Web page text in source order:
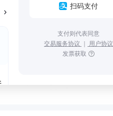
扫码支付
支付则代表同意
交易服务协议 ｜ 用户协议
发票获取